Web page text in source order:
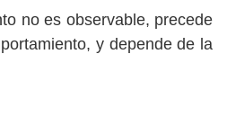
no es observable, precede
y depende de la